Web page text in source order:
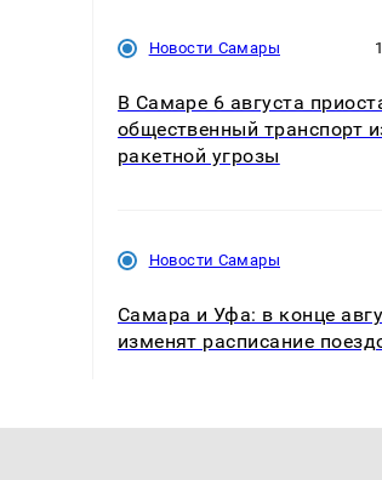
Новости Самары
В Самаре 6 августа
общественный транспорт
ракетной угрозы
Новости Самары
Самара и Уфа: в конце
изменят расписание